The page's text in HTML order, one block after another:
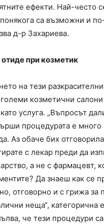
ефекти. Най-често
са възможни и
д-р Захариева.
при козметик
на тези
козметични салони
услуга. „Въпросът
процедурата е много
Аз обаче бих
с лекар преди да
а не с фармацевт,
Да знаеш как се
отговорно и с грижа за
неща“, категорична
че тези процедури